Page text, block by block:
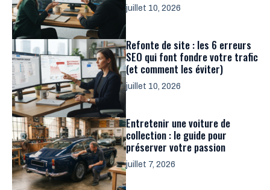
juillet 10, 2026
Refonte de site : les 6 erreurs
SEO qui font fondre votre trafic
(et comment les éviter)
juillet 10, 2026
Entretenir une voiture de
collection : le guide pour
préserver votre passion
juillet 7, 2026